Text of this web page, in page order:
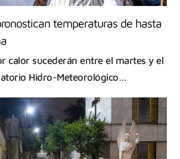
temperaturas de hasta
calor sucederán entre el martes y el
Hidro-Meteorológico…